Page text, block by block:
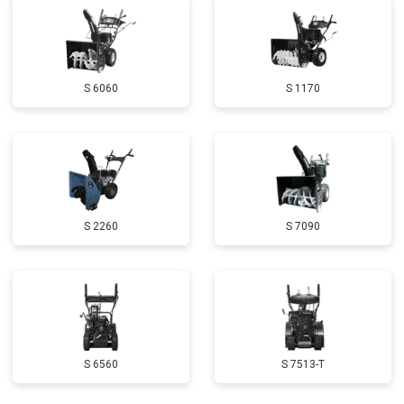
Замена маховика Заказать
Замена шины на колесном диске от 2000 ₽ Заказать
Ремонт электропроводки Заказать
Полное ТО от 4900 ₽ Заказать
Ремонт привода от 3250 ₽
Замена свечей зажигания от 1820 ₽
Демонтаж-монтаж двигателя от 6400 ₽ Заказать
Ремонт сцепления от 3800 ₽ Заказать
S 6060 S 1170
S 2260 S 7090
S 6560 S 7513-T